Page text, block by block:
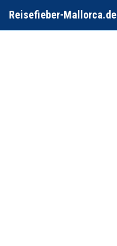
Reisefieber-Mallorca.de